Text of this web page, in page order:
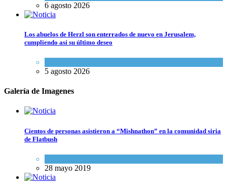
6 agosto 2026
Los abuelos de Herzl son enterrados de nuevo en Jerusalem,
cumpliendo así su último deseo
5 agosto 2026
Galería de Imagenes
Cientos de personas asistieron a “Mishnathon” en la comunidad siria
de Flatbush
28 mayo 2019